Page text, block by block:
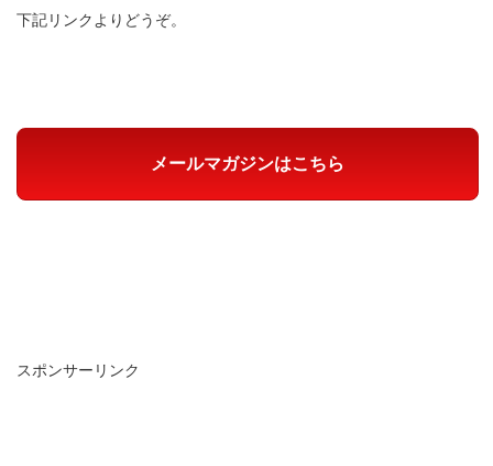
下記リンクよりどうぞ。
メールマガジンはこちら
スポンサーリンク